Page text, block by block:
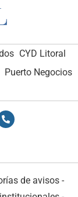
CYD Litoral
Puerto Negocios
de avisos -